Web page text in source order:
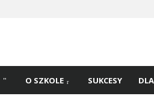
O SZKOLE SUKCESY